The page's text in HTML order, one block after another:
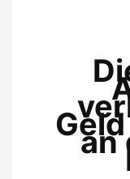
an